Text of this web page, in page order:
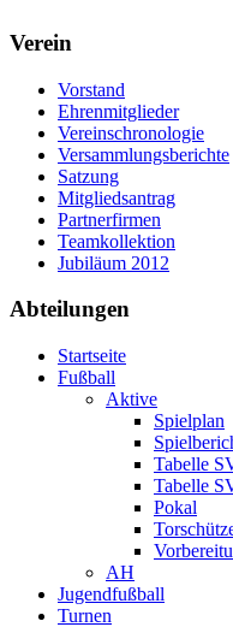
Verein
Vorstand
Ehrenmitglieder
Vereinschronologie
Versammlungsberichte
Satzung
Mitgliedsantrag
Partnerfirmen
Teamkollektion
Jubiläum 2012
Abteilungen
Startseite
Fußball
Aktive
Spielplan
Tabelle
Tabelle
Pokal
AH
Jugendfußball
Turnen